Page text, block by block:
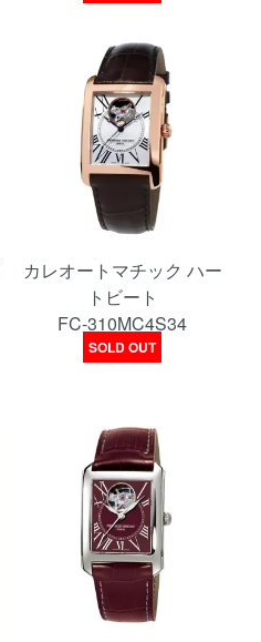
カレオートマチック ハー
トビート
FC-310MC4S34
SOLD OUT